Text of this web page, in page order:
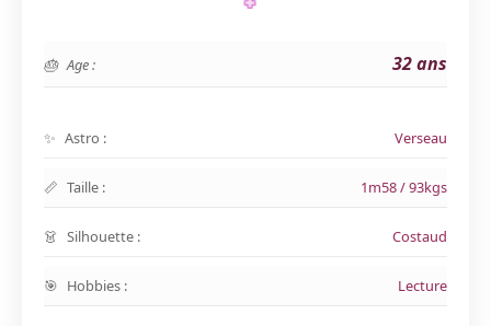
Age : 32 ans
Astro : Verseau
Taille : 1m58 / 93kgs
Silhouette : Costaud
Hobbies : Lecture